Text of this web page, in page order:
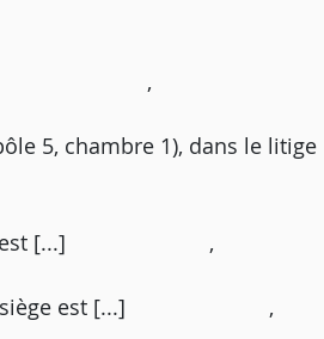
[...] ,
5, chambre 1), dans le litige
le siège est [...] ,
dont le siège est [...] ,